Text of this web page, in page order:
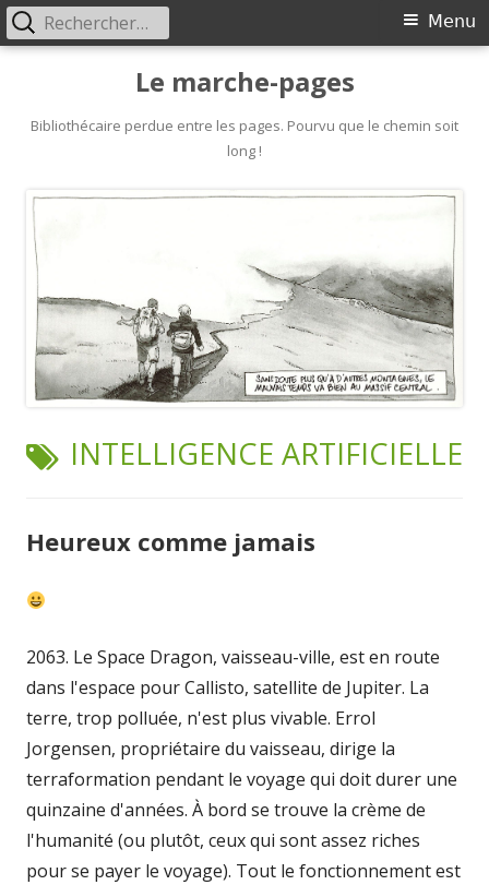
content
Le marche-pages
Bibliothécaire perdue entre les pages. Pourvu que le chemin soit
long !
Primary
Menu
Rechercher :
TAG:
INTELLIGENCE ARTIFICIELLE
Heureux comme jamais
2063. Le Space Dragon, vaisseau-ville, est en route
dans l'espace pour Callisto, satellite de Jupiter. La
terre, trop polluée, n'est plus vivable. Errol
Jorgensen, propriétaire du vaisseau, dirige la
terraformation pendant le voyage qui doit durer une
quinzaine d'années. À bord se trouve la crème de
l'humanité (ou plutôt, ceux qui sont assez riches
pour se payer le voyage). Tout le fonctionnement est